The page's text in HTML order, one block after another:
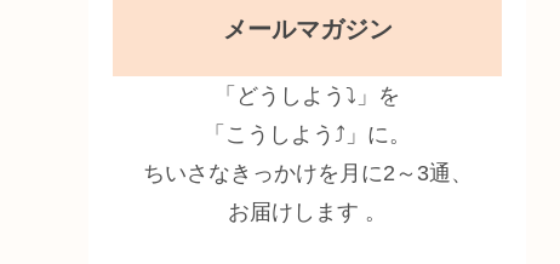
メールマガジン
「どうしよう⤵」を
「こうしよう⤴」に。
ちいさなきっかけを月に2～3通、
お届けします 。